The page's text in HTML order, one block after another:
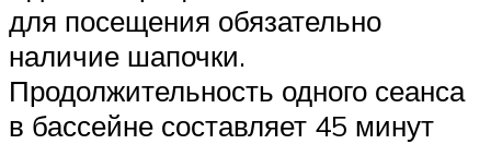
для посещения обязательно
наличие шапочки.
Продолжительность одного сеанса
в бассейне составляет 45 минут